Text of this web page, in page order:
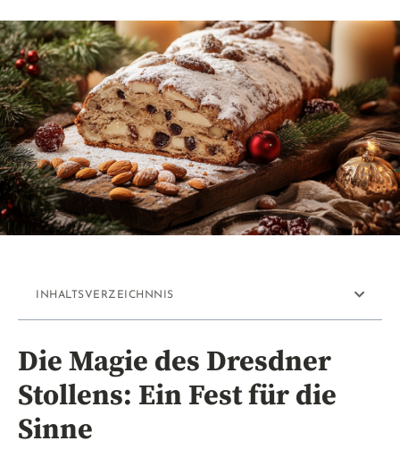
INHALTSVERZEICHNNIS
Die Magie des Dresdner
Stollens: Ein Fest für die
Sinne